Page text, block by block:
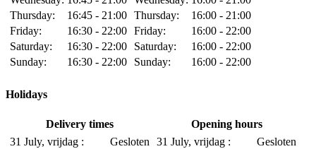
Thursday:
16:45 - 21:00
Friday:
16:30 - 22:00
Saturday:
16:30 - 22:00
Sunday:
16:30 - 22:00
Thursday:
16:00 - 21:00
Friday:
16:00 - 22:00
Saturday:
16:00 - 22:00
Sunday:
16:00 - 22:00
Holidays
Delivery times
Opening hours
31 July, vrijdag :
Gesloten
31 July, vrijdag :
Gesloten